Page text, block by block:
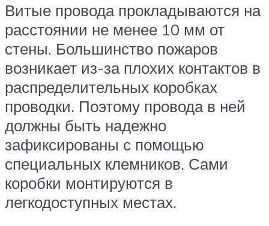
Витые провода прокладываются на
расстоянии не менее 10 мм от
стены. Большинство пожаров
возникает из-за плохих контактов в
распределительных коробках
проводки. Поэтому провода в ней
должны быть надежно
зафиксированы с помощью
специальных клемников. Сами
коробки монтируются в
легкодоступных местах.